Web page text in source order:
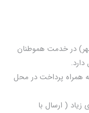
در خدمت هموطنان
همراه پرداخت در محل
زیاد ( ارسال با